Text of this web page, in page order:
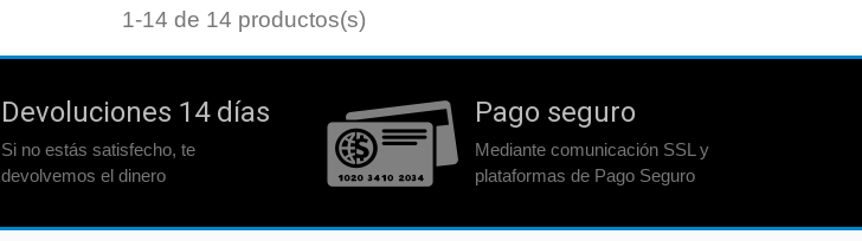
1-14 de 14 productos(s)
Devoluciones 14 días
Si no estás satisfecho, te
devolvemos el dinero
Pago seguro
Mediante comunicación SSL y
plataformas de Pago Seguro